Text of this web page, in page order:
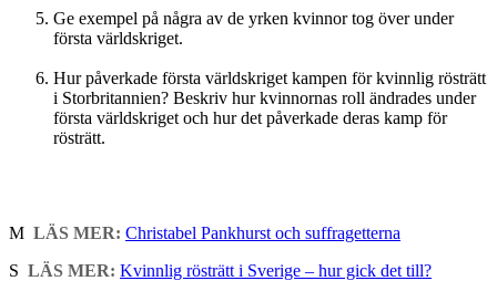
Ge exempel på några av de yrken kvinnor tog över under
första världskriget.
Hur påverkade första världskriget kampen för kvinnlig rösträtt
i Storbritannien? Beskriv hur kvinnornas roll ändrades under
första världskriget och hur det påverkade deras kamp för
rösträtt.
M LÄS MER: Christabel Pankhurst och suffragetterna
S LÄS MER: Kvinnlig rösträtt i Sverige – hur gick det till?